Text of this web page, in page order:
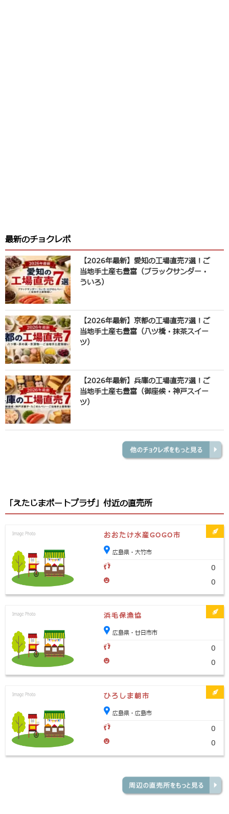
最新のチョクレポ
【2026年最新】愛知の工場直売7選！ご
当地手土産も豊富（ブラックサンダー・
ういろ）
【2026年最新】京都の工場直売7選！ご
当地手土産も豊富（八ツ橋・抹茶スイー
ツ）
【2026年最新】兵庫の工場直売7選！ご
当地手土産も豊富（御座候・神戸スイー
ツ）
「えたじまポートプラザ」付近の直売所
おおたけ水産GOGO市
広島県・大竹市
0
0
浜毛保漁協
広島県・廿日市市
0
0
ひろしま朝市
広島県・広島市
0
0